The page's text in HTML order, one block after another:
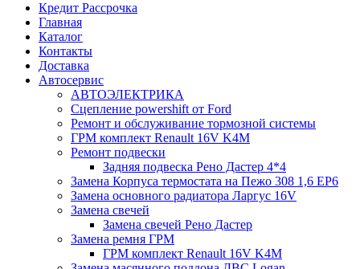
Кредит Рассрочка
Главная
Каталог
Контакты
Доставка
Автосервис
АВТОЭЛЕКТРИКА
Сцепление powershift от Ford
Ремонт и обслуживание тормозной системы
ГРМ комплект Renault 16V K4M
Ремонт подвески
Задняя подвеска Рено Дастер 4*4
Замена Корпуса термостата на Пежо 308 1,6 EP6
Замена основного радиатора Ларгус 16V
Замена свечей
Замена свечей Рено Дастер
Замена ремня ГРМ
ГРМ комплект Renault 16V K4M